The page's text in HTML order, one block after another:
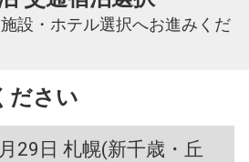
設・ホテル選択へお進みくだ
ださい
29日 札幌(新千歳・丘